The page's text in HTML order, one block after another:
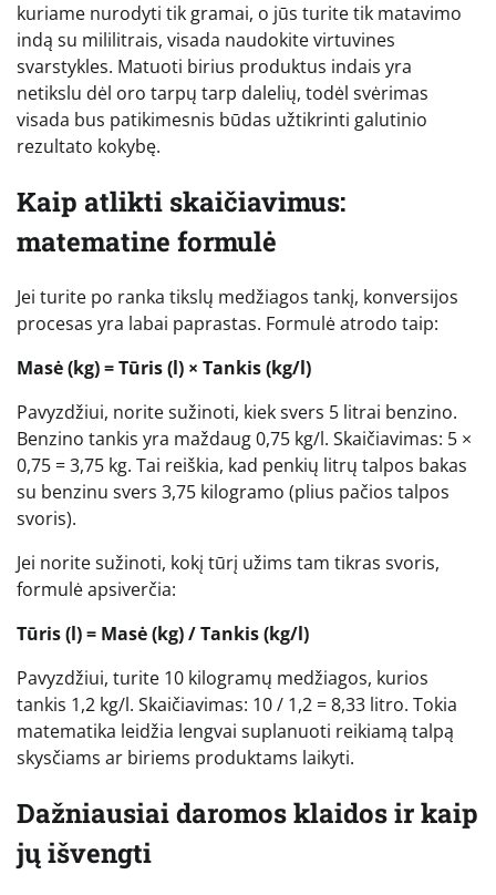
kuriame nurodyti tik gramai, o jūs turite tik matavimo
indą su mililitrais, visada naudokite virtuvines
svarstykles. Matuoti birius produktus indais yra
netikslu dėl oro tarpų tarp dalelių, todėl svėrimas
visada bus patikimesnis būdas užtikrinti galutinio
rezultato kokybę.
Kaip atlikti skaičiavimus:
matematine formulė
Jei turite po ranka tikslų medžiagos tankį, konversijos
procesas yra labai paprastas. Formulė atrodo taip:
Masė (kg) = Tūris (l) × Tankis (kg/l)
Pavyzdžiui, norite sužinoti, kiek svers 5 litrai benzino.
Benzino tankis yra maždaug 0,75 kg/l. Skaičiavimas: 5 ×
0,75 = 3,75 kg. Tai reiškia, kad penkių litrų talpos bakas
su benzinu svers 3,75 kilogramo (plius pačios talpos
svoris).
Jei norite sužinoti, kokį tūrį užims tam tikras svoris,
formulė apsiverčia:
Tūris (l) = Masė (kg) / Tankis (kg/l)
Pavyzdžiui, turite 10 kilogramų medžiagos, kurios
tankis 1,2 kg/l. Skaičiavimas: 10 / 1,2 = 8,33 litro. Tokia
matematika leidžia lengvai suplanuoti reikiamą talpą
skysčiams ar biriems produktams laikyti.
Dažniausiai daromos klaidos ir kaip
jų išvengti